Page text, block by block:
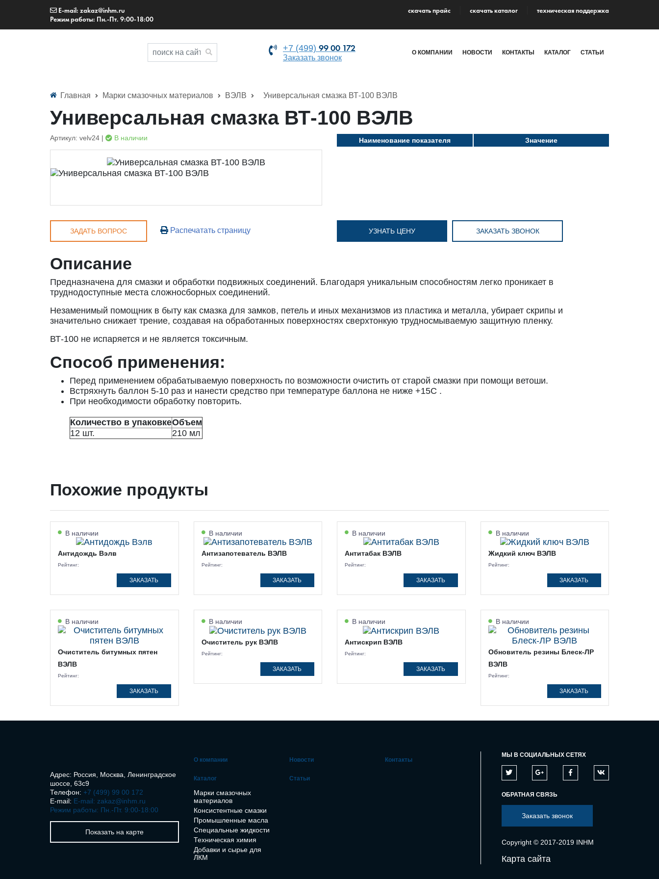
E-mail: zakaz@inhm.ru
Режим работы: Пн.-Пт. 9:00-18:00
cкачать прайс cкачать каталог техническая поддержка
+7 (499) 99 00 172
Заказать звонок
О КОМПАНИИ НОВОСТИ КОНТАКТЫ КАТАЛОГ СТАТЬИ
Главная Марки смазочных материалов ВЭЛВ Универсальная смазка ВТ-100 ВЭЛВ
Универсальная смазка ВТ-100 ВЭЛВ
Артикул: velv24 | В наличии Наименование показателя Значение
УЗНАТЬ ЦЕНУ ЗАКАЗАТЬ ЗВОНОК
ЗАДАТЬ ВОПРОС Распечатать страницу
Описание
Предназначена для смазки и обработки подвижных соединений. Благодаря уникальным способностям легко проникает в
труднодоступные места сложносборных соединений.
Незаменимый помощник в быту как смазка для замков, петель и иных механизмов из пластика и металла, убирает скрипы и
значительно снижает трение, создавая на обработанных поверхностях сверхтонкую трудносмываемую защитную пленку.
ВТ-100 не испаряется и не является токсичным.
Способ применения:
Перед применением обрабатываемую поверхность по возможности очистить от старой смазки при помощи ветоши.
Встряхнуть баллон 5-10 раз и нанести средство при температуре баллона не ниже +15С .
При необходимости обработку повторить.
Количество в упаковкеОбъем
12 шт.
210 мл
Похожие продукты
В наличии
Антидождь Вэлв
Рейтинг:
ЗАКАЗАТЬ
В наличии
Антизапотеватель ВЭЛВ
Рейтинг:
ЗАКАЗАТЬ
В наличии
Антитабак ВЭЛВ
Рейтинг:
ЗАКАЗАТЬ
В наличии
Жидкий ключ ВЭЛВ
Рейтинг:
ЗАКАЗАТЬ
В наличии
Очиститель битумных пятен
ВЭЛВ
Рейтинг:
ЗАКАЗАТЬ
В наличии
Очиститель рук ВЭЛВ
Рейтинг:
ЗАКАЗАТЬ
В наличии
Антискрип ВЭЛВ
Рейтинг:
ЗАКАЗАТЬ
В наличии
Обновитель резины Блеск-ЛР
ВЭЛВ
Рейтинг:
ЗАКАЗАТЬ
Адрес: Россия, Москва, Ленинградское
шоссе, 63с9
Телефон: +7 (499) 99 00 172
E-mail: E-mail: zakaz@inhm.ru
Режим работы: Пн.-Пт. 9:00-18:00
Показать на карте
О компании Новости Контакты
Каталог
Марки смазочных
материалов
Консистентные смазки
Промышленные масла
Специальные жидкости
Техническая химия
Добавки и сырье для
ЛКМ
Статьи
МЫ В СОЦИАЛЬНЫХ СЕТЯХ
ОБРАТНАЯ СВЯЗЬ
Заказать звонок
Copyright © 2017-2019 INHM
Карта сайта